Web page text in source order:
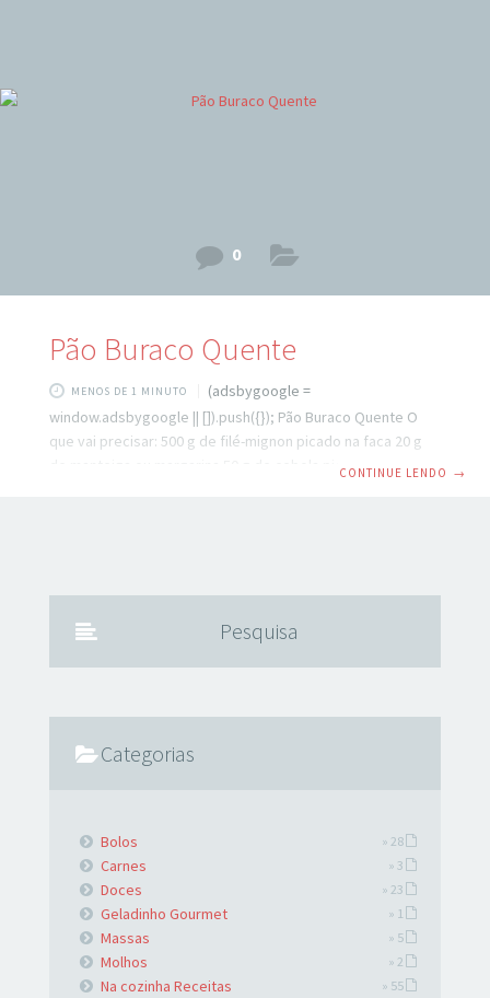
0
Pão Buraco Quente
MENOS DE 1 MINUTO
(adsbygoogle =
window.adsbygoogle || []).push({}); Pão Buraco Quente O
que vai precisar: 500 g de filé-mignon picado na faca 20 g
de manteiga ou margarina 50 g de cebola picadinha 2CONTINUE LENDO →
Pesquisa
Categorias
Bolos » 28
Carnes » 3
Doces » 23
Geladinho Gourmet » 1
Massas » 5
Molhos » 2
Na cozinha Receitas » 55